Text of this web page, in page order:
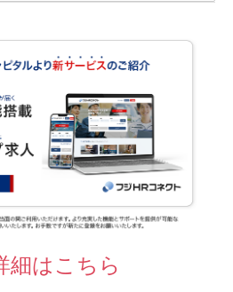
細はこちら